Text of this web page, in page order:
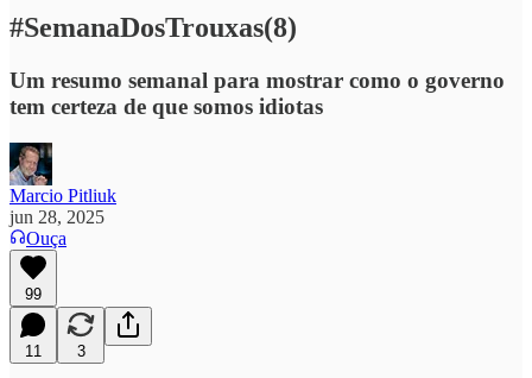
#SemanaDosTrouxas(8)
Um resumo semanal para mostrar como o governo
tem certeza de que somos idiotas
Marcio Pitliuk
jun 28, 2025
Ouça
99
11 3